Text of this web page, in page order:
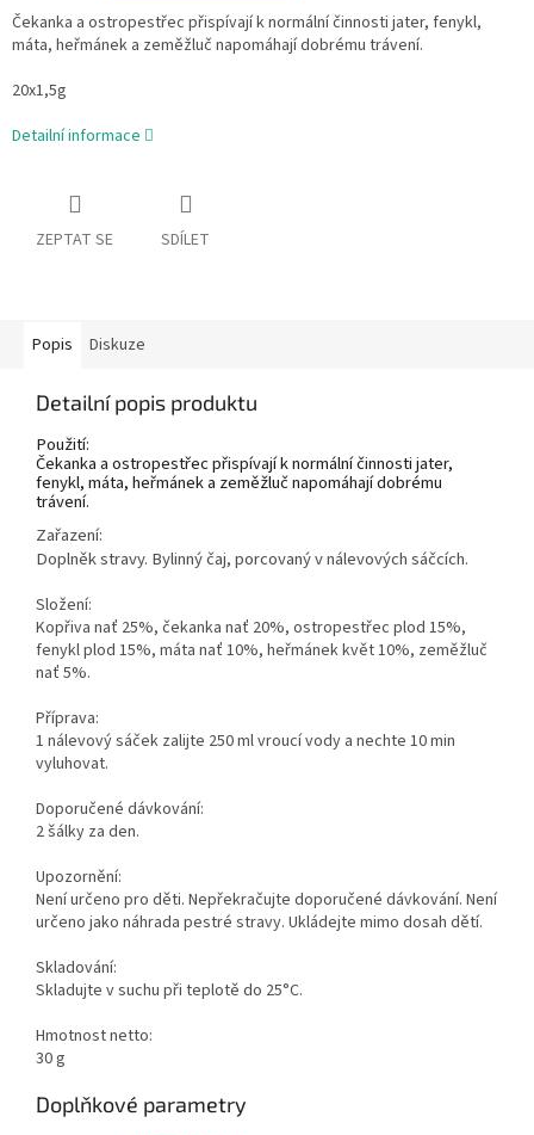
Čekanka a ostropestřec přispívají k normální činnosti jater, fenykl,
máta, heřmánek a zeměžluč napomáhají dobrému trávení.
20x1,5g
Detailní informace
ZEPTAT SE SDÍLET
Popis Diskuze
Detailní popis produktu
Použití:
Čekanka a ostropestřec přispívají k normální činnosti jater,
fenykl, máta, heřmánek a zeměžluč napomáhají dobrému
trávení.
Zařazení:
Doplněk stravy. Bylinný čaj, porcovaný v nálevových sáčcích.
Složení:
Kopřiva nať 25%, čekanka nať 20%, ostropestřec plod 15%,
fenykl plod 15%, máta nať 10%, heřmánek květ 10%, zeměžluč
nať 5%.
Příprava:
1 nálevový sáček zalijte 250 ml vroucí vody a nechte 10 min
vyluhovat.
Doporučené dávkování:
2 šálky za den.
Upozornění:
Není určeno pro děti. Nepřekračujte doporučené dávkování. Není
určeno jako náhrada pestré stravy. Ukládejte mimo dosah dětí.
Skladování:
Skladujte v suchu při teplotě do 25°C.
Hmotnost netto:
30 g
Doplňkové parametry